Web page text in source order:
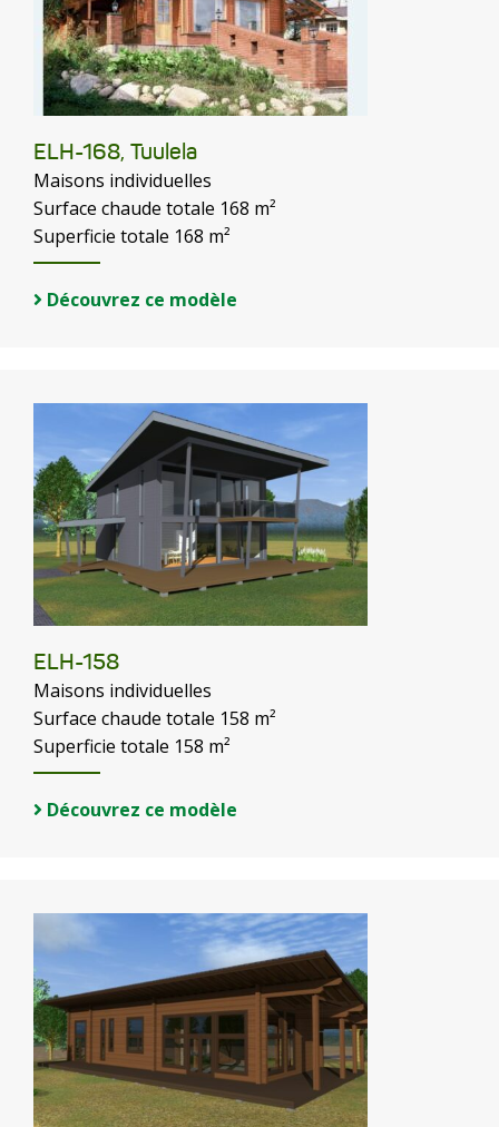
ELH-168, Tuulela
Maisons individuelles
Surface chaude totale 168 m²
Superficie totale 168 m²
Découvrez ce modèle
ELH-158
Maisons individuelles
Surface chaude totale 158 m²
Superficie totale 158 m²
Découvrez ce modèle